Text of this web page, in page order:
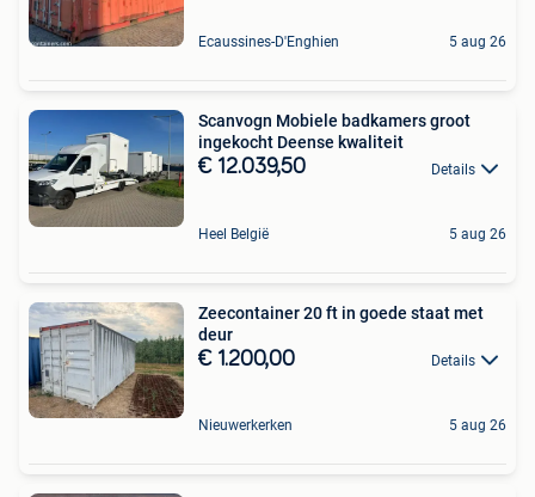
Ecaussines-D'Enghien 5 aug 26
Scanvogn Mobiele badkamers groot
ingekocht Deense kwaliteit
€ 12.039,50 Details
Heel België 5 aug 26
Zeecontainer 20 ft in goede staat met
deur
€ 1.200,00 Details
Nieuwerkerken 5 aug 26